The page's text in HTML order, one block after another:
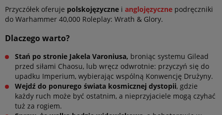
Przyczółek oferuje polskojęzyczne i anglojęzyczne podręczniki
do Warhammer 40,000 Roleplay: Wrath & Glory.
Dlaczego warto?
Stań po stronie Jakela Varoniusa, broniąc systemu Gilead
przed siłami Chaosu, lub wręcz odwrotnie: przyczyń się do
upadku Imperium, wybierając wspólną Konwencję Drużyny.
Wejdź do ponurego świata kosmicznej dystopii, gdzie
każdy ruch może być ostatnim, a nieprzyjaciele mogą czyhać
tuż za rogiem.